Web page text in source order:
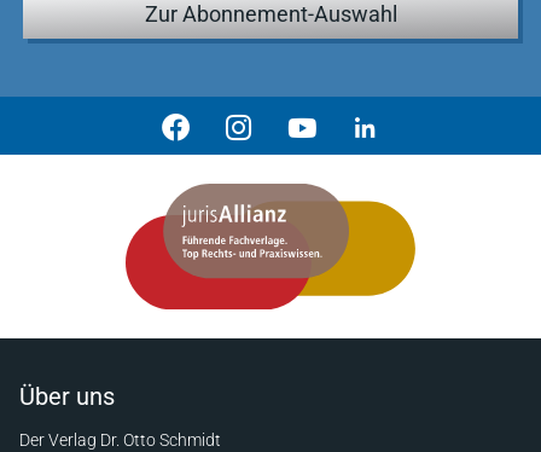
Zur Abonnement-Auswahl
Über uns
Der Verlag Dr. Otto Schmidt